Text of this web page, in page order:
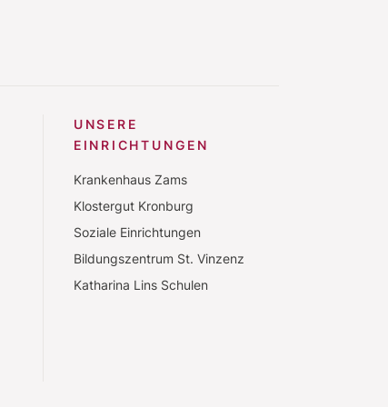
UNSERE
EINRICHTUNGEN
Krankenhaus Zams
Klostergut Kronburg
Soziale Einrichtungen
Bildungszentrum St. Vinzenz
Katharina Lins Schulen